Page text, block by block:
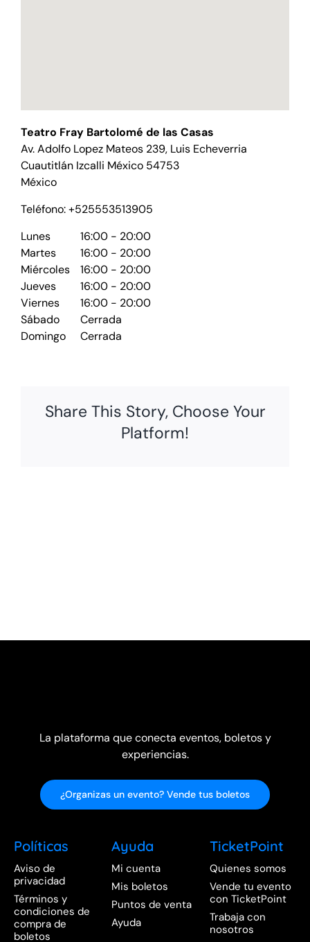
Teatro Fray Bartolomé de las Casas
Av. Adolfo Lopez Mateos 239, Luis Echeverria
Cuautitlán Izcalli México 54753
México
Teléfono:+525553513905
Lunes
16:00 - 20:00
Martes
16:00 - 20:00
Miércoles
16:00 - 20:00
Jueves
16:00 - 20:00
Viernes
16:00 - 20:00
Sábado
Cerrada
Domingo
Cerrada
Share This Story, Choose Your
Platform!
La plataforma que conecta eventos, boletos y
experiencias.
¿Organizas un evento? Vende tus boletos
Políticas
Aviso de
privacidad
Términos y
condiciones de
compra de
boletos
Ayuda
Mi cuenta
Mis boletos
Puntos de venta
Ayuda
TicketPoint
Quienes somos
Vende tu evento
con TicketPoint
Trabaja con
nosotros